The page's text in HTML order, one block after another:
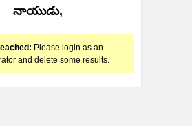
నాయుడు,
Please login as an
and delete some results.